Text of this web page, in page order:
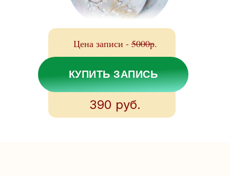
390 руб.
Цена записи -5000р.
КУПИТЬ ЗАПИСЬ